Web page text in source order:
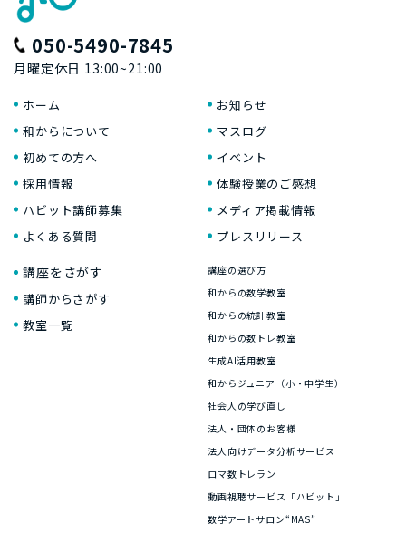
050-5490-7845
月曜定休日 13:00~21:00
ホーム
和からについて
初めての方へ
採用情報
ハビット講師募集
よくある質問
お知らせ
マスログ
イベント
体験授業のご感想
メディア掲載情報
プレスリリース
講座をさがす
講師からさがす
教室一覧
講座の選び方
和からの数学教室
和からの統計教室
和からの数トレ教室
生成AI活用教室
和からジュニア（小・中学生）
社会人の学び直し
法人・団体のお客様
法人向けデータ分析サービス
ロマ数トレラン
動画視聴サービス「ハビット」
数学アートサロン“MAS”